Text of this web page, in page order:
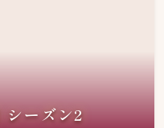
シーズン2